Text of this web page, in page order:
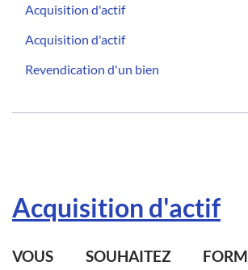
Acquisition d'actif
Acquisition d'actif
Revendication d'un bien
Acquisition d'actif
VOUS SOUHAITEZ